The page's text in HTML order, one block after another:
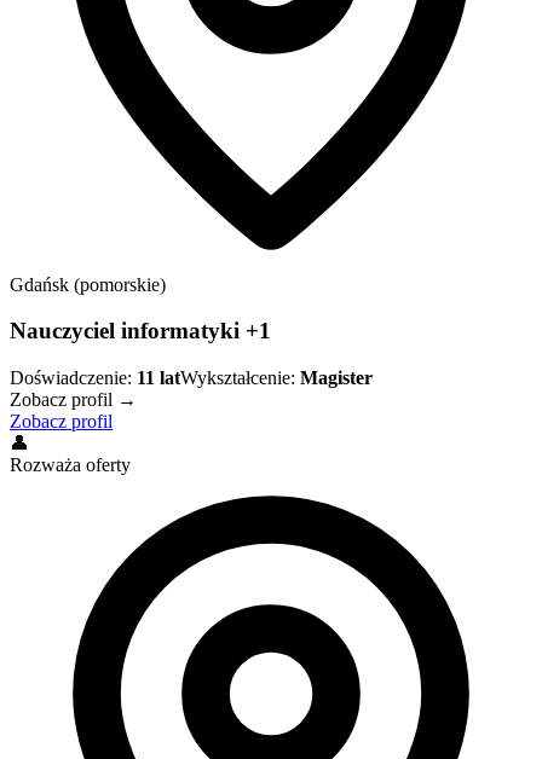
Gdańsk (pomorskie)
Nauczyciel informatyki +1
Doświadczenie: 11 latWykształcenie: Magister
Zobacz profil →
Zobacz profil
👤
Rozważa oferty